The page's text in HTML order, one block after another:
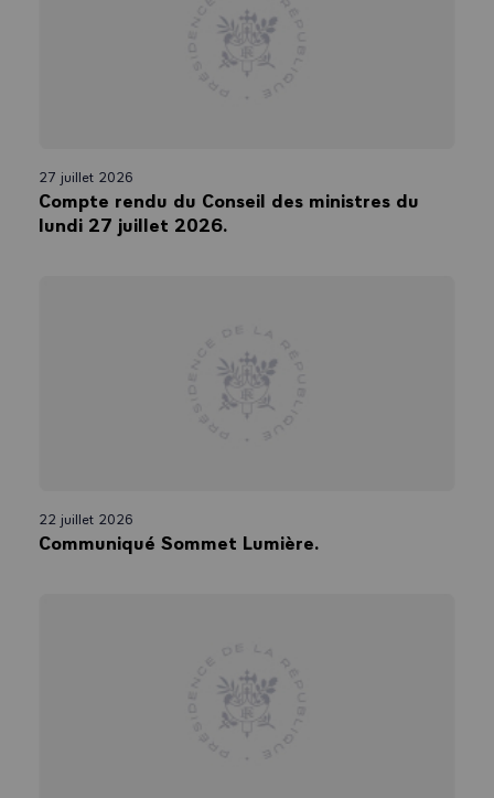
jamais, mais qui intervient dans un contexte grave et c’est avec cette
gravité et cette détermination à l’esprit que j’aborderai le Conseil
européen du 10 avril prochain. Merci encore Monsieur le Taoiseach
d’être présent aujourd’hui à Paris.
27 juillet 2026
Compte rendu du Conseil des ministres du
lundi 27 juillet 2026.
22 juillet 2026
Communiqué Sommet Lumière.